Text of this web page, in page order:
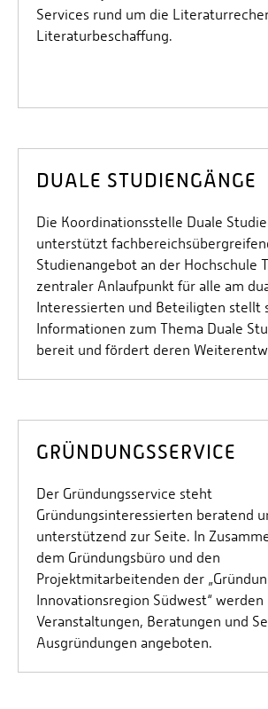
Services rund um die
Literaturbeschaffung.
DUALE STUDIENGÄNGE
Die Koordinationsstelle Duale
unterstützt
Studienangebot an der Hochschule
zentraler Anlaufpunkt für alle am
Interessierten und Beteiligten stellt
Informationen zum Thema Duale
bereit und fördert deren
GRÜNDUNGSSERVICE
Der Gründungsservice steht
Gründungsinteressierten beratend
unterstützend zur Seite. In
dem Gründungsbüro und den
Projektmitarbeitenden der
Innovationsregion Südwest“ werden
Veranstaltungen, Beratungen und
Ausgründungen angeboten.